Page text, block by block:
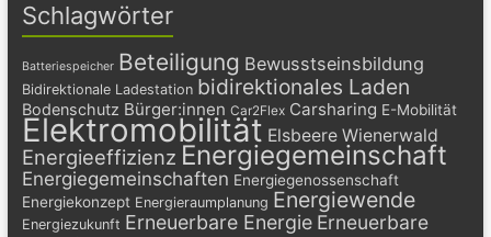
Schlagwörter
Batteriespeicher Beteiligung Bewusstseinsbildung
Bidirektionale Ladestation bidirektionales Laden
Bodenschutz Bürger:innen Car2Flex Carsharing E-Mobilität
Elektromobilität Elsbeere Wienerwald
Energieeffizienz Energiegemeinschaft
Energiegemeinschaften Energiegenossenschaft
Energiekonzept Energieraumplanung Energiewende
Energiezukunft Erneuerbare Energie Erneuerbare